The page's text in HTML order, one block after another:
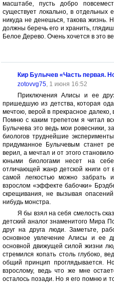
масштабе, пусть добро
существует локально, в отдельных
никуда не денешься, такова жизнь.
должны беречь его и хранить,
Белое Дерево. Очень хочется в это
Кир Булычев «Часть первая.
zotovvg75, 1 июня 16:52
Приключения Алисы и ее
пришедшую из детства, которая
мечтою, верой в прекрасное
Помню с каким трепетом я читал
Булычева это ведь мои ровесники,
биологов труднейшие
придуманное Булычевым станет
верил, а мечтал и от этого
юными биологами несет на себе
отличающей жанр детской книги от
самой легкостью можно забрать
взрослом «эффекте бабочки»
скрещивания, не вызывая
нибудь монстра.
Я бы взял на себя смелость
детский аналог знаменитого Мира
друг на друга люди. Заметьте,
основное увлечение Алисы и ее
основной движущей силой жизни
стремился копать столь глубоко,
общий принцип проглядывается.
взрослому, ведь что же мне
осталось позади. Но я его помню и